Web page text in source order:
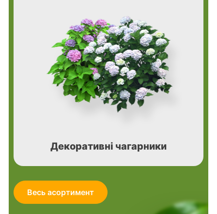
Декоративні чагарники
Весь асортимент